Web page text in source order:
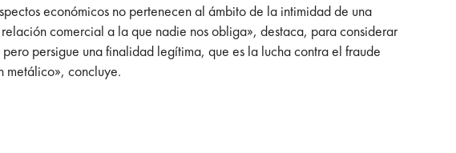
económicos no pertenecen al ámbito de la intimidad de una
comercial a la que nadie nos obliga», destaca, para considerar
persigue una finalidad legítima, que es la lucha contra el fraude
metálico», concluye.